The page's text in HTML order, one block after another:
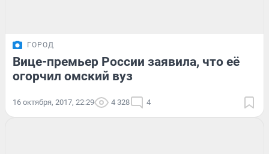
ГОРОД
Вице-премьер России заявила, что её
огорчил омский вуз
16 октября, 2017, 22:29 4 328 4